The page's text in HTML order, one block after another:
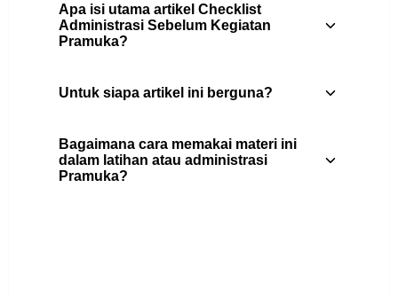
Apa isi utama artikel Checklist
Administrasi Sebelum Kegiatan
Pramuka?
kegiatan tanpa kehilangan hal-hal
penting di menit akhir.
Untuk siapa artikel ini berguna?
Artikel ini berguna untuk pembina
Pramuka, peserta didik, pengurus gugus
Bagaimana cara memakai materi ini
dalam latihan atau administrasi
Pramuka?